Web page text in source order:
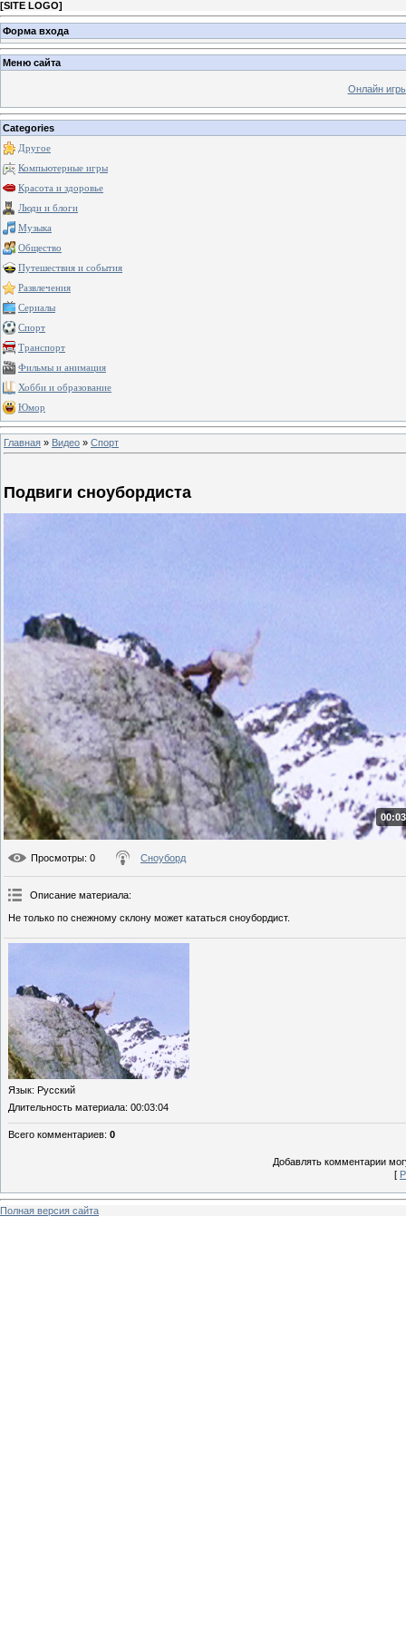
[SITE LOGO]
Форма входа
Меню сайта
Онлайн
Categories
Другое
Компьютерные игры
Красота и здоровье
Люди и блоги
Музыка
Общество
Путешествия и события
Развлечения
Сериалы
Спорт
Транспорт
Фильмы и анимация
Хобби и образование
Юмор
Главная » Видео » Спорт
Подвиги сноубордиста
Просмотры: 0 Сноуборд
Описание материала:
Не только по снежному склону может кататься сноубордист.
Язык: Русский
Длительность материала: 00:03:04
Всего комментариев: 0
Добавлять комментарии
[
Полная версия сайта